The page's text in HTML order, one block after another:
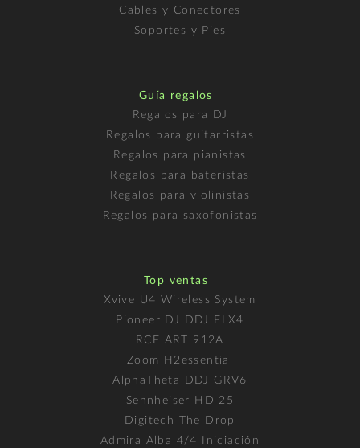
Cables y Conectores
Soportes y Pies
Guía regalos
Regalos para DJ
Regalos para guitarristas
Regalos para pianistas
Regalos para bateristas
Regalos para violinistas
Regalos para saxofonistas
Top ventas
Xvive U4 Wireless System
Pioneer DJ DDJ FLX4
RCF ART 912A
Zoom H2essential
AlphaTheta DDJ GRV6
Sennheiser HD 25
Digitech The Drop
Admira Alba 4/4 Iniciación